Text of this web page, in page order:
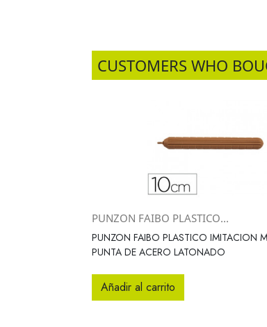
CUSTOMERS WHO
Vista rápida
PUNZON FAIBO PLASTICO...
PUNZON FAIBO PLASTICO IMITACION
PUNTA DE ACERO LATONADO
Añadir al carrito